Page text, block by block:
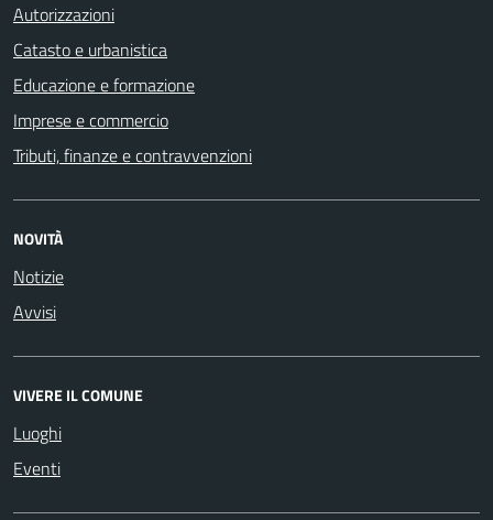
Autorizzazioni
Catasto e urbanistica
Educazione e formazione
Imprese e commercio
Tributi, finanze e contravvenzioni
NOVITÀ
Notizie
Avvisi
VIVERE IL COMUNE
Luoghi
Eventi